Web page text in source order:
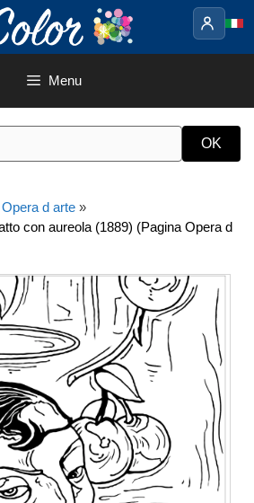
Menu
Opera d arte »
con aureola (1889) (Pagina Opera d